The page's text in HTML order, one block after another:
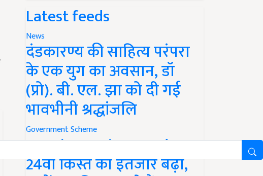
Latest feeds
News
दंडकारण्य की साहित्य परंपरा
के एक युग का अवसान, डॉ
(प्रो). बी. एल. झा को दी गई
भावभीनी श्रद्धांजलि
Government Scheme
PM Kisan Yojana Update:
24वीं किस्त का इंतजार बढ़ा,